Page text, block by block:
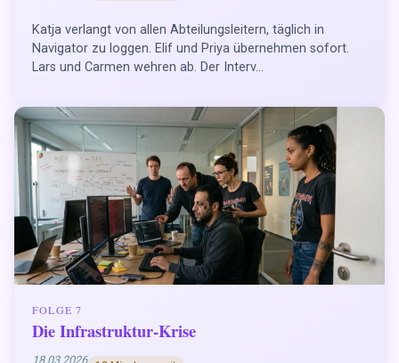
Katja verlangt von allen Abteilungsleitern, täglich in
Navigator zu loggen. Elif und Priya übernehmen sofort.
Lars und Carmen wehren ab. Der Interv...
FOLGE 7
Die Infrastruktur-Krise
18.03.2026